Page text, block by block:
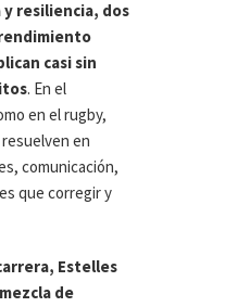
y resiliencia, dos
casi sin
. En el
en el rugby,
en
comunicación,
que corregir y
Estelles
de